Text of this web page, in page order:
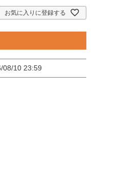
お気に入りに登録する
08/10 23:59